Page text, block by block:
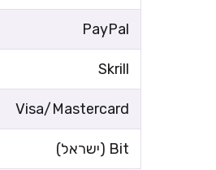
PayPal
Skrill
Visa/Mastercard
Bit (ישראל)